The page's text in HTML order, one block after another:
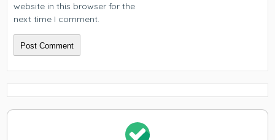
website in this browser for the
next time I comment.